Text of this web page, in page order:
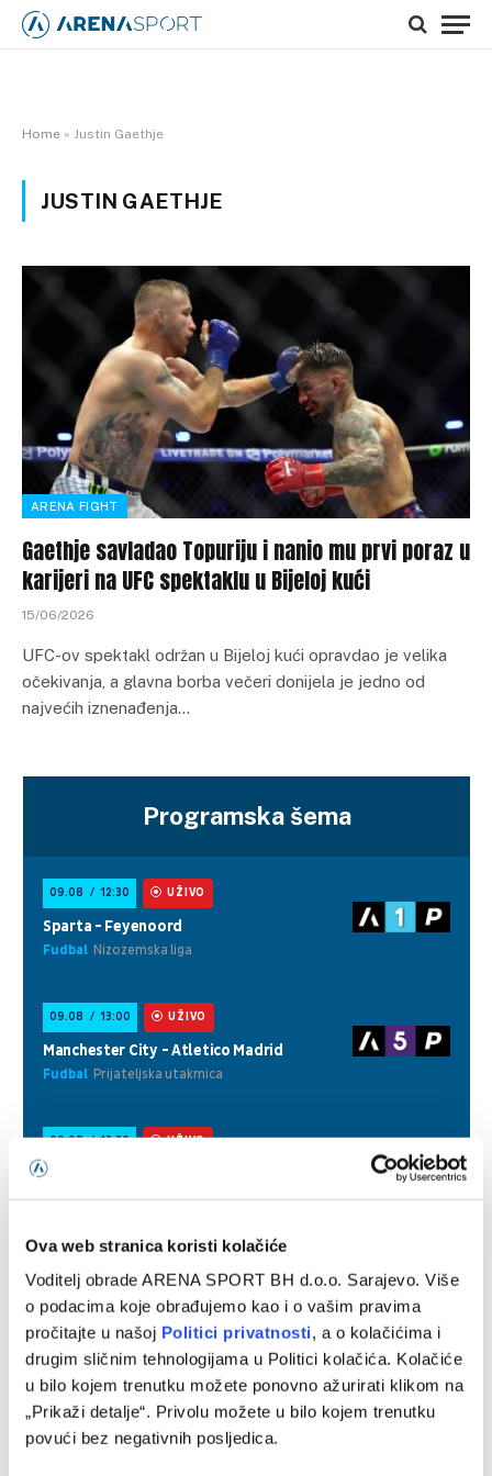
Ova web stranica koristi kolačiće
Voditelj obrade ARENA SPORT BH d.o.o. Sarajevo. Više
o podacima koje obrađujemo kao i o vašim pravima
pročitajte u našoj Politici privatnosti, a o kolačićima i
drugim sličnim tehnologijama u Politici kolačića. Kolačiće
u bilo kojem trenutku možete ponovno ažurirati klikom na
„Prikaži detalje“. Privolu možete u bilo kojem trenutku
povući bez negativnih posljedica.
Home » Justin Gaethje
JUSTIN GAETHJE
ARENA FIGHT
Gaethje savladao Topuriju i nanio mu prvi poraz u
karijeri na UFC spektaklu u Bijeloj kući
15/06/2026
UFC-ov spektakl održan u Bijeloj kući opravdao je velika
očekivanja, a glavna borba večeri donijela je jedno od
najvećih iznenađenja…
Programska šema